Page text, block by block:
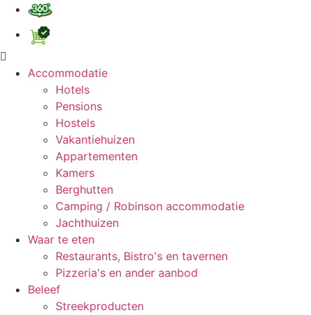
Accommodatie
Hotels
Pensions
Hostels
Vakantiehuizen
Appartementen
Kamers
Berghutten
Camping / Robinson accommodatie
Jachthuizen
Waar te eten
Restaurants, Bistro's en tavernen
Pizzeria's en ander aanbod
Beleef
Streekproducten